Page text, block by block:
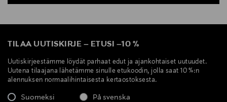
TILAA UUTISKIRJE – ETUSI –10 %
Uutiskirjeestämme löydät parhaat edut ja ajankohtaiset uutuudet.
Uutena tilaajana lähetämme sinulle etukoodin, jolla saat 10 %:n
alennuksen normaalihintaisesta kertaostoksesta.
Suomeksi På svenska